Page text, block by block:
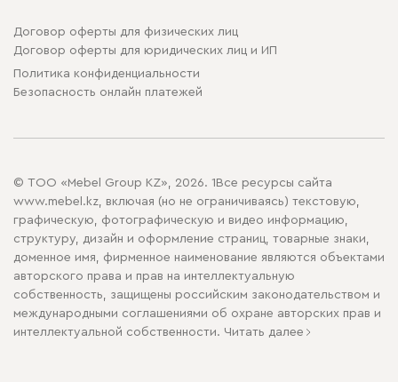
Договор оферты для физических лиц
Договор оферты для юридических лиц и ИП
Политика конфиденциальности
Безопасность онлайн платежей
© ТОО «Mebel Group KZ», 2026. 1Все ресурсы сайта
www.mebel.kz, включая (но не ограничиваясь) текстовую,
графическую, фотографическую и видео информацию,
структуру, дизайн и оформление страниц, товарные знаки,
доменное имя, фирменное наименование являются объектами
авторского права и прав на интеллектуальную
собственность, защищены российским законодательством и
международными соглашениями об охране авторских прав и
интеллектуальной собственности. Читать далее